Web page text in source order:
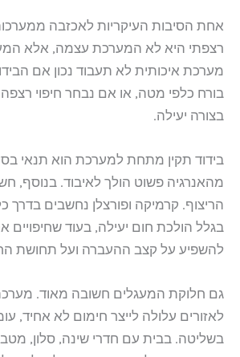
אחת הסיבות העיקריות לאכזבה
רצפתי היא לא המערכת עצמה, אלא
מערכת איכותית לא תעבוד נכון אם
בורח כלפי מטה, או אם נבחר חיפוי
בצורה יעילה.
בידוד תקין מתחת למערכת הוא תנאי
מהאנרגיה פשוט הולך לאיבוד. בנוסף,
הריצוף. קרמיקה ופורצלן נחשבים בדרך
בגלל הולכת חום יעילה, בעוד שחיפויים
להשפיע על קצב ההעברה ועל תחושת
גם חלוקת המעגלים חשובה מאוד.
לאזורים עלולה לייצר חימום לא אחיד,
בשליטה. בבית עם חדרי שינה, סלון,